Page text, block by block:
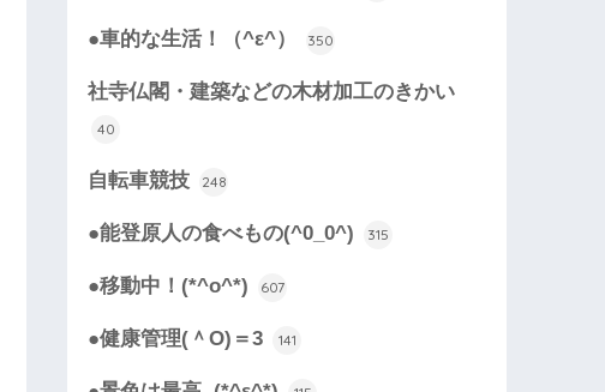
●車的な生活！（^ε^） 350
社寺仏閣・建築などの木材加工のきかい
40
自転車競技 248
●能登原人の食べもの(^0_0^) 315
●移動中！(*^o^*) 607
●健康管理(＾O)＝3 141